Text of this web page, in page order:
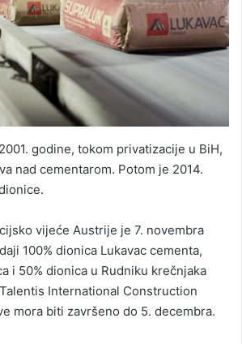
godine, tokom privatizacije u BiH,
nad cementarom. Potom je 2014.
vijeće Austrije je 7. novembra
100% dionica Lukavac cementa,
i 50% dionica u Rudniku krečnjaka
International Construction
mora biti završeno do 5. decembra.